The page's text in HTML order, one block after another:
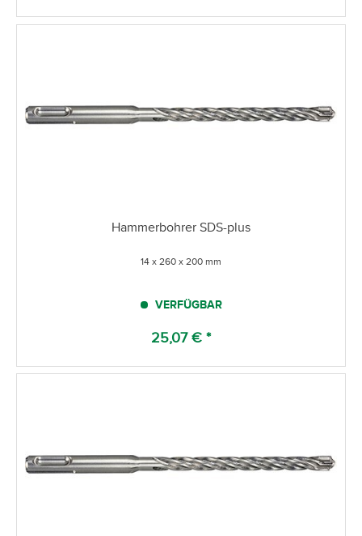
Hammerbohrer SDS-plus
14 x 260 x 200 mm
VERFÜGBAR
25,07 € *